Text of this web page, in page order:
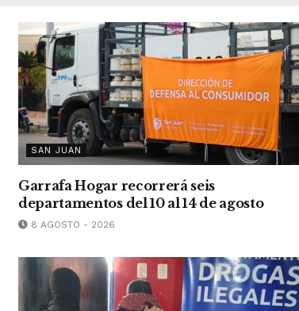
SAN JUAN
Garrafa Hogar recorrerá seis
departamentos del 10 al 14 de agosto
8 AGOSTO - 2026